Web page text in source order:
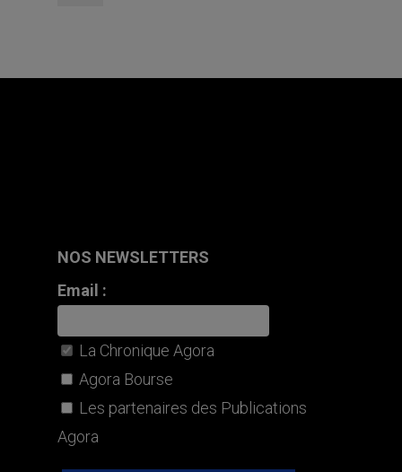
NOS NEWSLETTERS
Email :
La Chronique Agora
Agora Bourse
Les partenaires des Publications
Agora